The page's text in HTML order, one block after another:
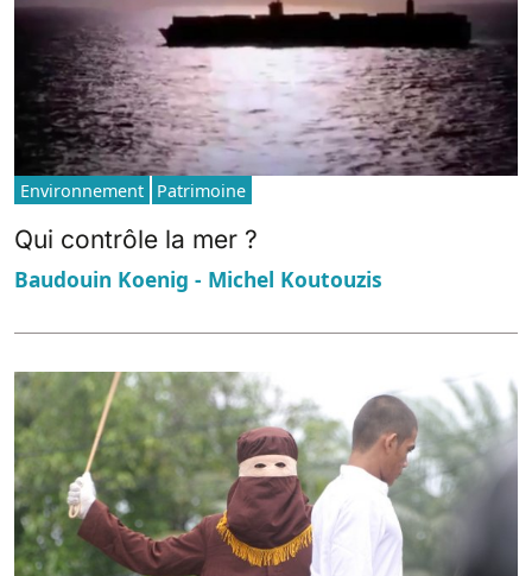
Environnement Patrimoine
Qui contrôle la mer ?
Baudouin Koenig - Michel Koutouzis